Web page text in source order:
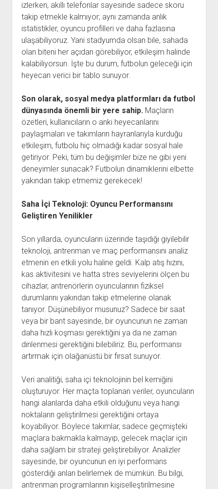
izlerken, akıllı telefonlar sayesinde sadece skoru
takip etmekle kalmıyor; aynı zamanda anlık
istatistikler, oyuncu profilleri ve daha fazlasına
ulaşabiliyoruz. Yani stadyumda olsan bile, sahada
olan biteni her açıdan görebiliyor, etkileşim halinde
kalabiliyorsun. İşte bu durum, futbolun geleceği için
heyecan verici bir tablo sunuyor.
Son olarak, sosyal medya platformları da futbol
dünyasında önemli bir yere sahip.Maçların
özetleri, kullanıcıların o anki heyecanlarını
paylaşmaları ve takımların hayranlarıyla kurduğu
etkileşim, futbolu hiç olmadığı kadar sosyal hale
getiriyor. Peki, tüm bu değişimler bize ne gibi yeni
deneyimler sunacak? Futbolun dinamiklerini elbette
yakından takip etmemiz gerekecek!
Saha İçi Teknoloji: Oyuncu Performansını
Geliştiren Yenilikler
Son yıllarda, oyuncuların üzerinde taşıdığı giyilebilir
teknoloji, antrenman ve maç performansını analiz
etmenin en etkili yolu haline geldi. Kalp atış hızını,
kas aktivitesini ve hatta stres seviyelerini ölçen bu
cihazlar, antrenörlerin oyuncularının fiziksel
durumlarını yakından takip etmelerine olanak
tanıyor. Düşünebiliyor musunuz? Sadece bir saat
veya bir bant sayesinde, bir oyuncunun ne zaman
daha hızlı koşması gerektiğini ya da ne zaman
dinlenmesi gerektiğini bilebiliriz. Bu, performansı
artırmak için olağanüstü bir fırsat sunuyor.
Veri analitiği, saha içi teknolojinin bel kemiğini
oluşturuyor. Her maçta toplanan veriler, oyuncuların
hangi alanlarda daha etkili olduğunu veya hangi
noktaların geliştirilmesi gerektiğini ortaya
koyabiliyor. Böylece takımlar, sadece geçmişteki
maçlara bakmakla kalmayıp, gelecek maçlar için
daha sağlam bir strateji geliştirebiliyor. Analizler
sayesinde, bir oyuncunun en iyi performans
gösterdiği anları belirlemek de mümkün. Bu bilgi,
antrenman programlarının kişiselleştirilmesine